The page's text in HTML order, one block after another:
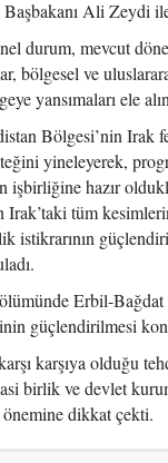
Başbakanı Ali Zeydi
durum, mevcut
bölgesel ve
yansımaları ele
Bölgesi’nin Irak
yineleyerek,
işbirliğine hazır
Irak’taki tüm
istikrarının
Erbil-
güçlendirilmesi
karşıya olduğu
birlik ve devlet
dikkat çekti.